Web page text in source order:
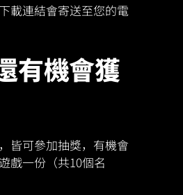
載連結會寄送至您的電
有機會獲
皆可參加抽獎，有機會
戲一份（共10個名